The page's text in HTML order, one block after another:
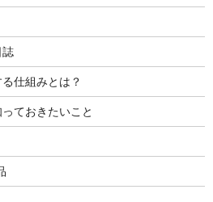
誌
仕組みとは？
ておきたいこと